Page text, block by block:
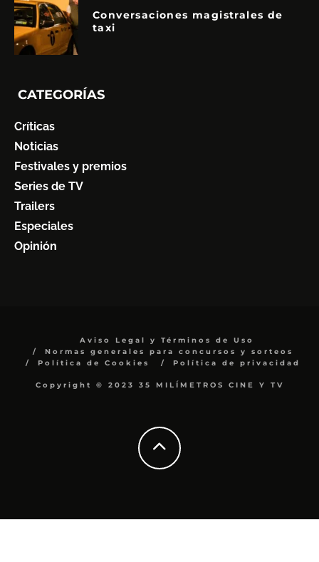
Conversaciones magistrales de
taxi
CATEGORÍAS
Críticas
Noticias
Festivales y premios
Series de TV
Trailers
Especiales
Opinión
Aviso Legal y Términos de Uso
Normas generales para concursos y sorteos
Política de Cookies
Política de privacidad
Copyright © 2023 35 MILÍMETROS CINE Y TV